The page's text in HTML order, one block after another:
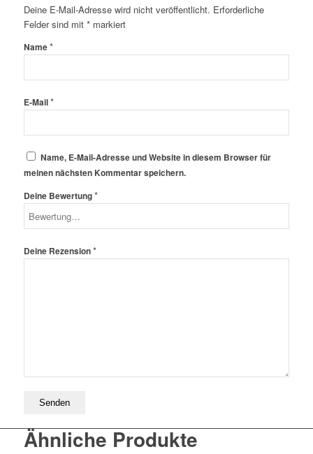
Deine E-Mail-Adresse wird nicht veröffentlicht. Erforderliche
Felder sind mit *markiert
Name*
E-Mail*
Name, E-Mail-Adresse und Website in diesem Browser für
meinen nächsten Kommentar speichern.
Deine Bewertung*
Deine Rezension*
Ähnliche Produkte